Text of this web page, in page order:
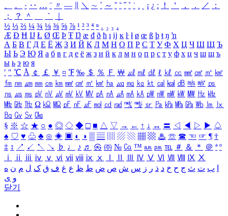
、
。 · ‥ … ¨ 〃 ― ＼ ∼ ´ ～ ˇ ˘ ˝ ˚ ˙ ¸ ¡ ¿ ː ！ ＇ ， ． ／
：
；
？ ＾ ｀
½ ⅓ ⅔ ¼ ¾ ⅛ ⅜ ⅝ ⅞ ¹ ² ³ ⁴ ⁿ ₁ ₂ ₃ ₄
Æ Ð Ħ Ĳ Ł Ø Œ Þ Ŧ Ŋ æ đ ð ħ ı ĳ ĸ ŀ ł ø œ ß þ ŧ ŋ ŉ
А Б В Г Д Е Ё Ж З И Й К Л М Н О П Р С Т У Ф Х Ц Ч Ш Щ Ъ
Ы Ь Э Ю Я а б в г д е ё ж з и й к л м н о п р с т у ф х ц ч ш щ ъ
ы ь э ю я
′ ″ ℃ Å ￠ ￡ ￥ ¤ ℉ ‰ ＄ ％ Ｆ ￦ ㎕ ㎖ ㎗ ℓ ㎘ ㏄ ㎣ ㎤ ㎥ ㎦
㎙ ㎚ ㎛ ㎜ ㎝ ㎞ ㎟ ㎠ ㎡ ㎢ ㏊ ㎍ ㎎ ㎏ ㏏ ㎈ ㎉ ㏈ ㎧ ㎨ ㎰
㎱ ㎲ ㎳ ㎴ ㎵ ㎶ ㎷ ㎸ ㎹ ㎀ ㎁ ㎂ ㎃ ㎄ ㎺ ㎻ ㎽ ㎾ ㎿ ㎐ ㎑
㎒ ㎓ ㎔ Ω ㏀ ㏁ ㎊ ㎋ ㎌ ㏖ ㏅ ㎭ ㎮ ㎯ ㏛ ㎩ ㎪ ㎫ ㎬ ㏝ ㏐
㏓
㏃ ㏉ ㏜ ㏆
§ ※ ☆ ★ ○ ● ◎ ◇ ◆ □ ■ △ ▽ → ← ↑ ↓ ↔ 〓 ◁ ◀ ▷ ▶ ♤
♠ ♡ ♥ ♧ ♣ ⊙ ◈ ▣ ◐ ◑ ▒ ▤ ▨ ▧ ▦ ▩ ♨ ☏ ☎ ☜ ☞ ¶ †
‡ ↕ ↗ ↙ ↖ ↘ ♭ ♩ ♪ ♬ ㉿ ㈜ № ㏇ ™ ㏂ ㏘ ℡ ＃ ＆ ＊ ＠ ª º
ⅰ
ⅱ ⅲ ⅳ ⅴ ⅵ ⅶ ⅷ ⅸ ⅹ Ⅳ Ⅴ Ⅵ Ⅶ Ⅷ Ⅸ Ⅹ
ب ت ث ج ح خ د ذ ر ز س ش ص ض ط ظ ع غ ف ق ک ل م ن ه
و ی
닫기